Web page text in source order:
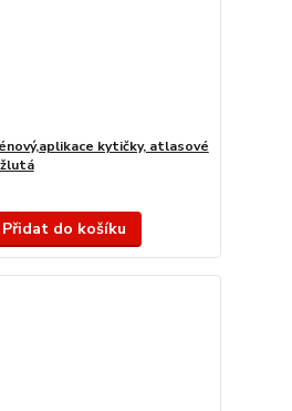
kytičky, atlasové
Přidat do košíku